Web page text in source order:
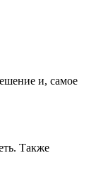
и, самое
Также